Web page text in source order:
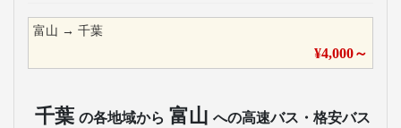
富山 → 千葉
¥4,000～
千葉 の各地域から 富山 への高速バス・格安バス